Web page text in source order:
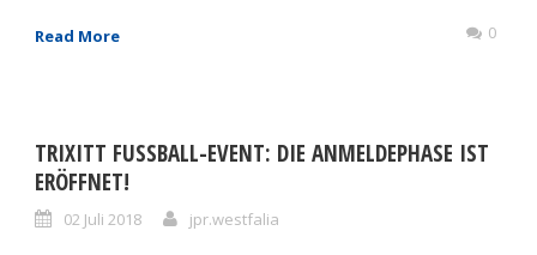
Read More 0
TRIXITT FUSSBALL-EVENT: DIE ANMELDEPHASE IST
ERÖFFNET!
02 Juli 2018 jpr.westfalia